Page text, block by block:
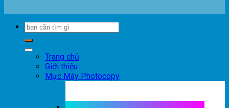
Trang chủ
Giới thiệu
Mực Máy Photocopy